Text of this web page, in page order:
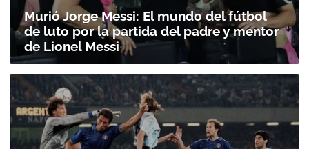
Murió Jorge Messi: El mundo del fútbol
de luto por la partida del padre y mentor
de Lionel Messi